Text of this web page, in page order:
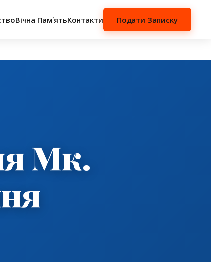
Вічна ПамʼятьКонтакти Подати Записку
Мк.